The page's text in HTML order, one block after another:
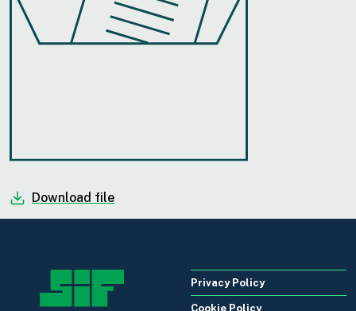
Download file
Privacy Policy
Cookie Policy